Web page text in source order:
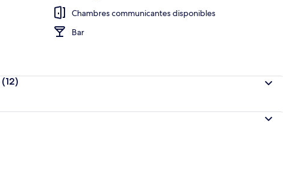
Chambres communicantes disponibles
Bar
(12)